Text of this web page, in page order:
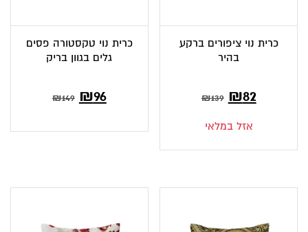
כרית נוי ציפורים ברקע
בהיר
₪139 המחיר
המקורי
היה:
₪82המחיר
הוא:
אזל במלאי
כרית נוי טקסטורה פסים
גלים בגוון בריק
₪149 המחיר
₪96המחיר